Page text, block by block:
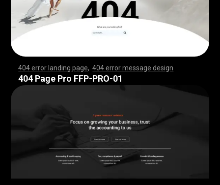
404 error landing page ,404 error message design
,,,,,,,,,,,,,,,,,,,,,,,, ,,,,,,,,,,,,,,,,,,,,,,,,,,,,
,,,,,,,,,,,,,,,,,,,,,,,, ,,,,,,,,,,,,,,,,,,,,,,,,,,,,
,,,,,,,,,,,,,,,,,,,,,,,, ,,,,,,,,,,,,,,,,,,,,,,,,,,,,
,,,,,,,,,,,,,,,,,,,,,,,, ,,,,,,,,,,,,,,,,,,,,,,,,,,,,
,,,,,,,,,,,,,,,,,,,,,,,, ,,,,,,,,,,,,,,,,,,,,,,,,,,,,
,,,,,,,,,,,,,,,,,,,,,,,, ,,,,,,,,,,,,,,,,,,,,,,,,,,,,
,,,,,,,,,,,,,,,,,,,,,,,, ,,,,,,,,,,,,,,,,,,,,,,,,,,,,
,,,,,,,,,,,,,,,,,,,,,,,, ,,,,,,,,,,,,,,,,,,,,,,,,,,,,
404 Page Pro FFP-PRO-01